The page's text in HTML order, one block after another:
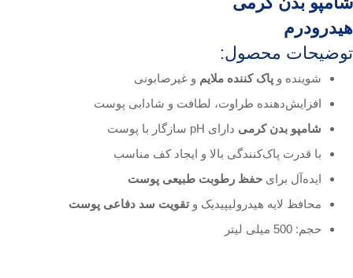
محصول:
شوینده و پاک‌ کننده ملایمو غیرصابونی
افزایش‌دهنده طراوت، لطافت و شادابی پوست
شامپو بدن کرمیدارای pH سازگار با پوست
با قدرت پاک‌کنندگی بالا و ایجاد کف مناسب
ایده‌آل برایحفظ رطوبت طبیعی پوست
محافظ لایه هیدرولیپیدیک و تقویت سد دفاعی پوست
حجم: 500 میلی لیتر